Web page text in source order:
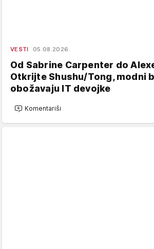
VESTI 05.08.2026.
Od Sabrine Carpenter do
Otkrijte Shushu/Tong, modni
obožavaju IT devojke
Komentariši